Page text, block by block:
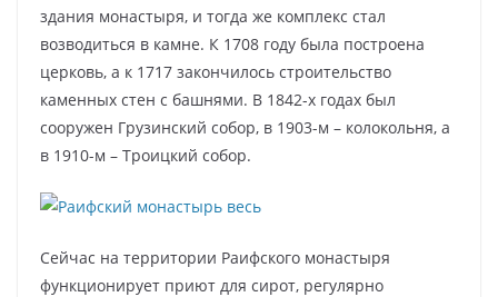
здания монастыря, и тогда же комплекс стал
возводиться в камне. К 1708 году была построена
церковь, а к 1717 закончилось строительство
каменных стен с башнями. В 1842-х годах был
сооружен Грузинский собор, в 1903-м – колокольня, а
в 1910-м – Троицкий собор.
Сейчас на территории Раифского монастыря
функционирует приют для сирот, регулярно